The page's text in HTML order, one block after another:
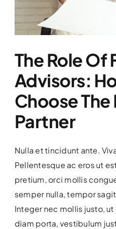
Donate
The Role Of
Advisors:
Choose The
Partner
Nulla et tincidunt ante.
Pellentesque ac eros ut
pretium, orci mollis
semper nulla, tempor
Integer nec mollis justo,
diam porta, vestibulum